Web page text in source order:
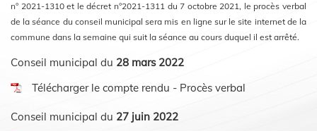
n° 2021-1310 et le décret n°2021-1311 du 7 octobre 2021, le procès verbal
de la séance du conseil municipal sera mis en ligne sur le site internet de la
commune dans la semaine qui suit la séance au cours duquel il est arrêté.
Conseil municipal du 28 mars 2022
Télécharger le compte rendu - Procès verbal
Conseil municipal du 27 juin 2022